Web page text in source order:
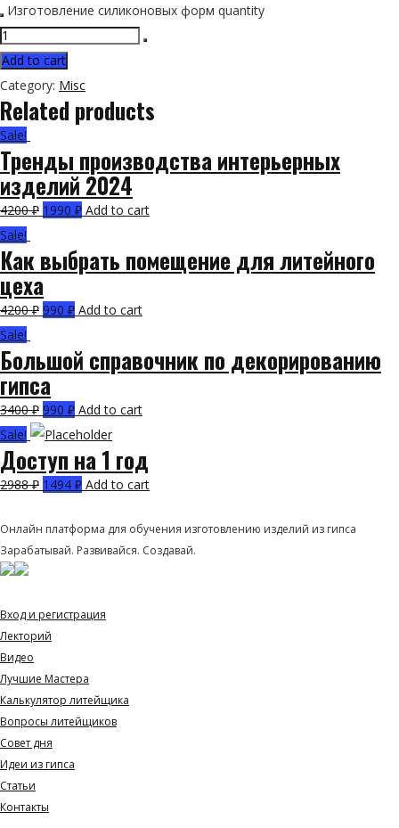
Изготовление силиконовых форм quantity
Add to cart
Category: Misc
Related products
Sale!
Тренды производства интерьерных
изделий 2024
4200₽ 1990 ₽ Add to cart
Sale!
Как выбрать помещение для литейного
цеха
4200₽ 990 ₽ Add to cart
Sale!
Большой справочник по декорированию
гипса
3400₽ 990 ₽ Add to cart
Sale!
Доступ на 1 год
2988₽ 1494 ₽ Add to cart
Онлайн платформа для обучения изготовлению изделий из гипса
Зарабатывай. Развивайся. Создавай.
Вход и регистрация
Лекторий
Видео
Лучшие Мастера
Калькулятор литейщика
Вопросы литейщиков
Совет дня
Идеи из гипса
Статьи
Контакты